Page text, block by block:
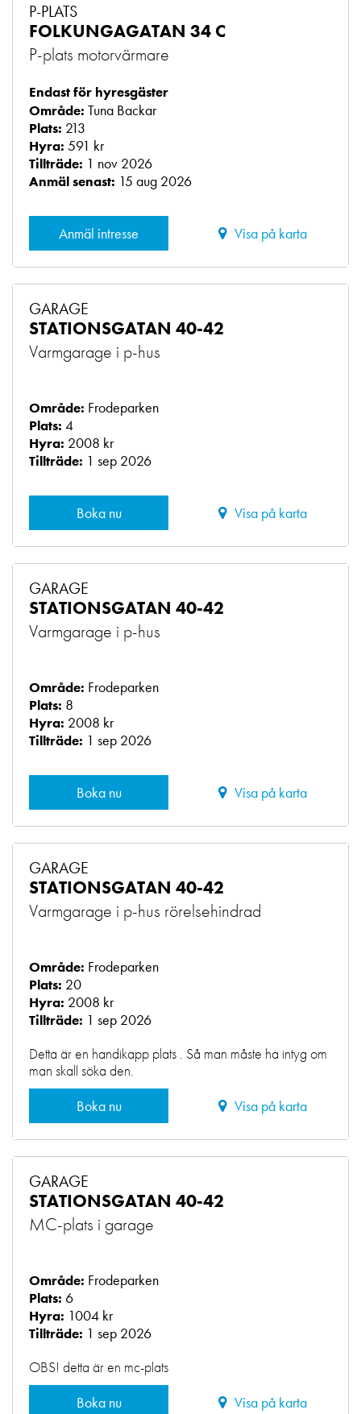
P-PLATS
FOLKUNGAGATAN 34 C
P-plats motorvärmare
Endast för hyresgäster
Område: Tuna Backar
Plats: 213
Hyra: 591 kr
Tillträde: 1 nov 2026
Anmäl senast: 15 aug 2026
Anmäl intresse Visa på karta
GARAGE
STATIONSGATAN 40-42
Varmgarage i p-hus
Område: Frodeparken
Plats: 4
Hyra: 2008 kr
Tillträde: 1 sep 2026
Boka nu Visa på karta
GARAGE
STATIONSGATAN 40-42
Varmgarage i p-hus
Område: Frodeparken
Plats: 8
Hyra: 2008 kr
Tillträde: 1 sep 2026
Boka nu Visa på karta
GARAGE
STATIONSGATAN 40-42
Varmgarage i p-hus rörelsehindrad
Område: Frodeparken
Plats: 20
Hyra: 2008 kr
Tillträde: 1 sep 2026
Detta är en handikapp plats . Så man måste ha intyg om
man skall söka den.
Boka nu
Visa på karta
GARAGE
STATIONSGATAN 40-42
MC-plats i garage
Område: Frodeparken
Plats: 6
Hyra: 1004 kr
Tillträde: 1 sep 2026
OBS! detta är en mc-plats
Boka nu
Visa på karta